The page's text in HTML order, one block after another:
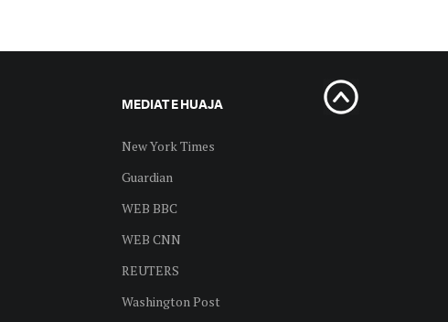
MEDIAT E HUAJA
New York Times
Guardian
WEB BBC
WEB CNN
REUTERS
Washington Post